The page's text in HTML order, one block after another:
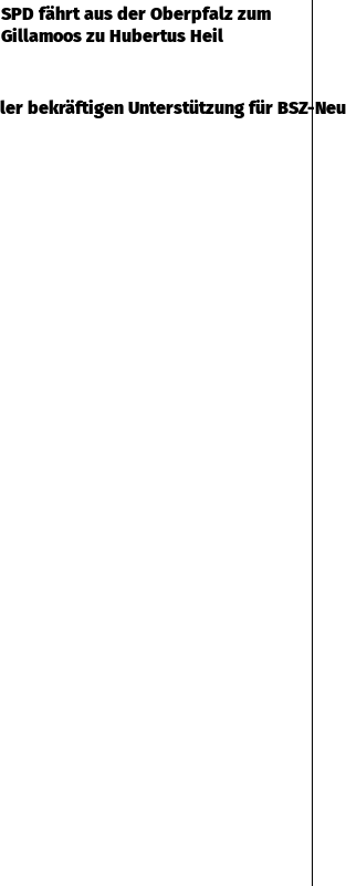
SPD fährt aus der Oberpfalz zum
Gillamoos zu Hubertus Heil